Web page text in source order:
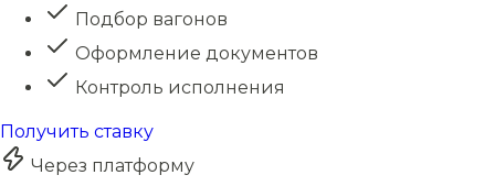
Подбор вагонов
Оформление документов
Контроль исполнения
Получить ставку
Через платформу